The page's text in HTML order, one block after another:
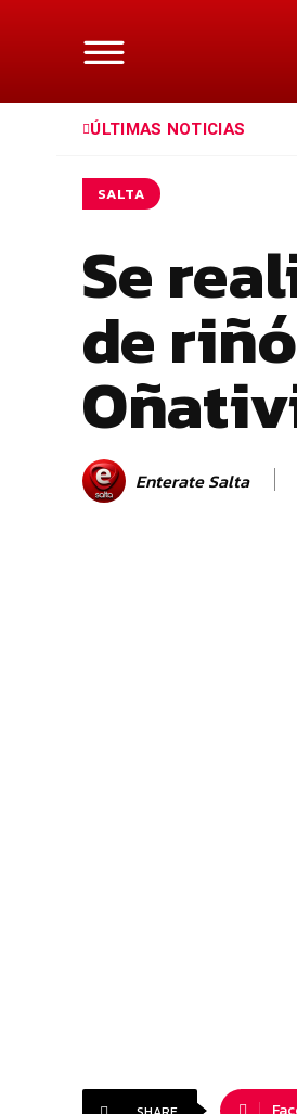
ÚLTIMAS NOTICIAS
SALTA
Se
de
Enterate Salta